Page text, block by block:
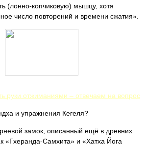
(лонно-копчиковую) мышцу, хотя
число повторений и времени сжатия».
руки отжиманиями – отвечаем на вопрос
и упражнения Кегеля?
замок, описанный ещё в древних
«Гхеранда-Самхита» и «Хатха Йога